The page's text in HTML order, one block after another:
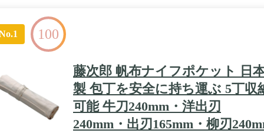
100
藤次郎 帆布ナイフポケット 日
製 包丁を安全に持ち運ぶ 5丁収
可能 牛刀240mm・洋出刃
240mm・出刃165mm・柳刃